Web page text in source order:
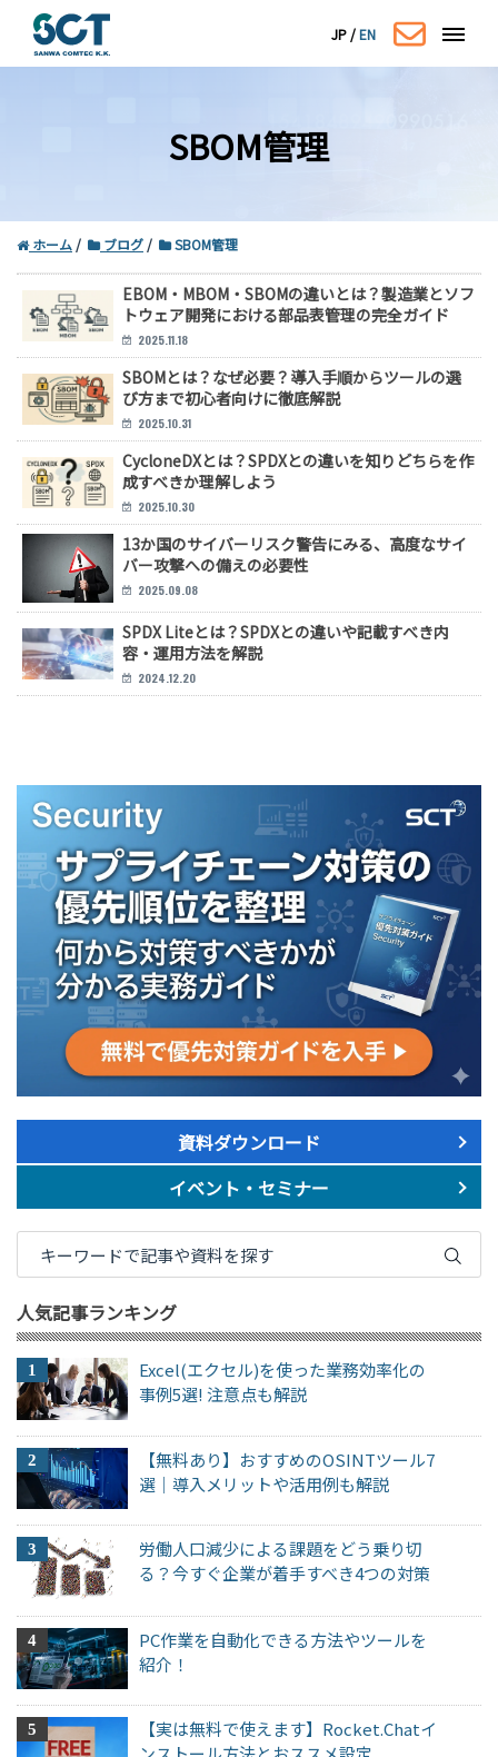
コーポレートサイトはこちら
JP /EN
SBOM管理
ホーム ブログ SBOM管理
EBOM・MBOM・SBOMの違いとは？製造業とソフ
トウェア開発における部品表管理の完全ガイド
2025.11.18
SBOMとは？なぜ必要？導入手順からツールの選
び方まで初心者向けに徹底解説
2025.10.31
CycloneDXとは？SPDXとの違いを知りどちらを作
成すべきか理解しよう
2025.10.30
13か国のサイバーリスク警告にみる、高度なサイ
バー攻撃への備えの必要性
2025.09.08
SPDX Liteとは？SPDXとの違いや記載すべき内
容・運用方法を解説
2024.12.20
資料ダウンロード
イベント・セミナー
人気記事ランキング
Excel(エクセル)を使った業務効率化の
事例5選! 注意点も解説
【無料あり】おすすめのOSINTツール7
選｜導入メリットや活用例も解説
労働人口減少による課題をどう乗り切
る？今すぐ企業が着手すべき4つの対策
PC作業を自動化できる方法やツールを
紹介！
【実は無料で使えます】Rocket.Chatイ